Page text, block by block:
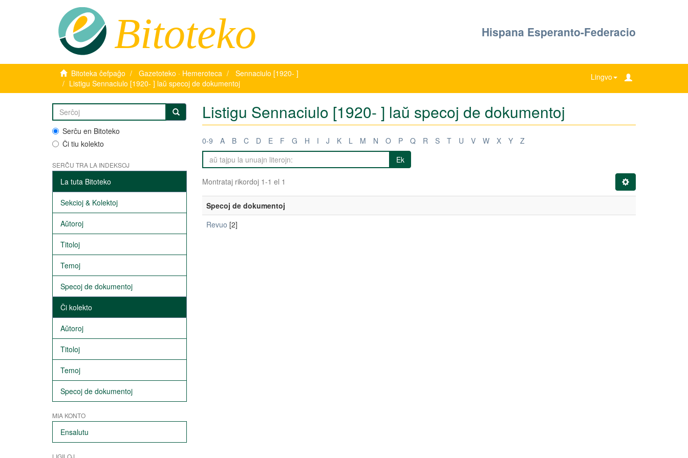
Bitoteko Hispana Esperanto-Federacio
Bitoteka ĉefpaĝo Gazetoteko · Hemeroteca
Sennaciulo [1920- ]
Listigu Sennaciulo [1920- ] laŭ specoj de dokumentoj
Lingvo
Serĉu en Bitoteko
Ĉi tiu kolekto
SERĈU TRA LA INDEKSOJ
La tuta Bitoteko
Sekcioj & Kolektoj
Aŭtoroj
Titoloj
Temoj
Specoj de dokumentoj
Ĉi kolekto
Aŭtoroj
Titoloj
Temoj
Specoj de dokumentoj
MIA KONTO
Ensalutu
LIGILOJ
Listigu Sennaciulo [1920- ] laŭ specoj de dokumentoj
0-9 A B C D E F G H I J K L M N O P Q R S T U V W X Y
Z
Ek
Montrataj rikordoj 1-1 el 1
Specoj de dokumentoj
Revuo [2]